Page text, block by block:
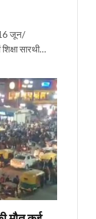
16 जून/
सारथी…